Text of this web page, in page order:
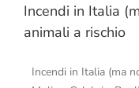
Incendi in Italia
animali a rischio
Incendi in Italia (ma